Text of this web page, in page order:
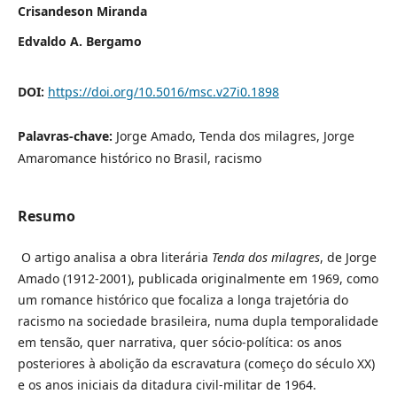
Crisandeson Miranda
Edvaldo A. Bergamo
DOI: https://doi.org/10.5016/msc.v27i0.1898
Palavras-chave: Jorge Amado, Tenda dos milagres, Jorge
Amaromance histórico no Brasil, racismo
Resumo
O artigo analisa a obra literária Tenda dos milagres, de Jorge
Amado (1912-2001), publicada originalmente em 1969, como
um romance histórico que focaliza a longa trajetória do
racismo na sociedade brasileira, numa dupla temporalidade
em tensão, quer narrativa, quer sócio-política: os anos
posteriores à abolição da escravatura (começo do século XX)
e os anos iniciais da ditadura civil-militar de 1964.